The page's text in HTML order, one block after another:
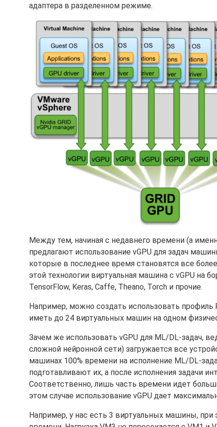
адаптера в разделенном режиме.
Между тем, начиная с недавнего времени (а
предлагают использование vGPU для задач
которые в последнее время становятся все
этой технологии виртуальная машина с vGPU на
TensorFlow, Keras, Caffe, Theano, Torch и прочие.
Например, можно создать использовать профиль
иметь до 24 виртуальных машин на одном
Зачем же использовать vGPU для ML/DL-задач,
сложной нейронной сети) загружается все
машинах 100% времени на исполнение ML/DL-
подготавливают их, а после исполнения задачи
Соответственно, лишь часть времени идет
этом случае использование vGPU дает
Например, у нас есть 3 виртуальных машины, при